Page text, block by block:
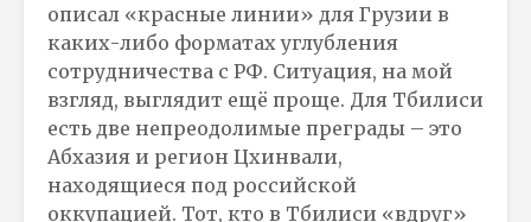
описал «красные линии» для Грузии в
каких-либо форматах углубления
сотрудничества с РФ. Ситуация, на мой
взгляд, выглядит ещё проще. Для Тбилиси
есть две непреодолимые преграды – это
Абхазия и регион Цхинвали,
находящиеся под российской
оккупацией. Тот, кто в Тбилиси «вдруг»